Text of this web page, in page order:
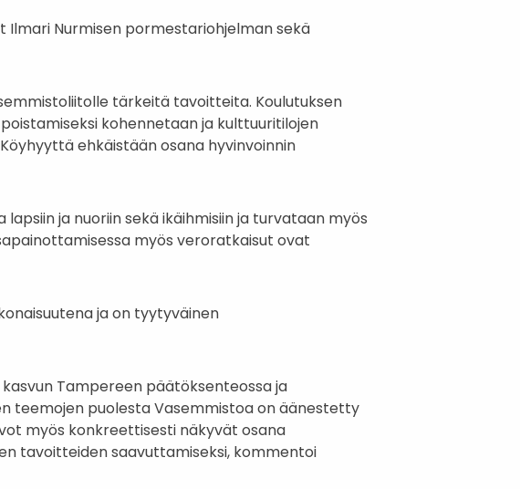
Nurmisen pormestariohjelman sekä
tärkeitä tavoitteita. Koulutuksen
kohennetaan ja kulttuuritilojen
ehkäistään osana hyvinvoinnin
ja nuoriin sekä ikäihmisiin ja turvataan myös
myös veroratkaisut ovat
ja on tyytyväinen
Tampereen päätöksenteossa ja
teemojen puolesta Vasemmistoa on äänestetty
myös konkreettisesti näkyvät osana
tavoitteiden saavuttamiseksi, kommentoi